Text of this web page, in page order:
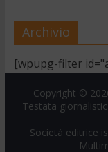
Archivio
[wpupg-filter
Copyright ©
Testata
Società editrice